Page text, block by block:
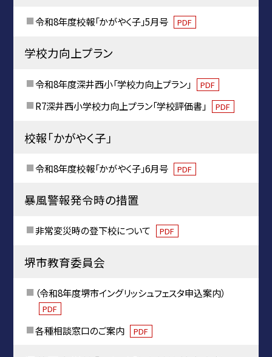
令和8年度校報「かがやく子」5月号 PDF
学校力向上プラン
令和8年度深井西小「学校力向上プラン」 PDF
R7深井西小学校力向上プラン「学校評価書」 PDF
校報「かがやく子」
令和8年度校報「かがやく子」6月号 PDF
暴風警報発令時の措置
非常変災時の登下校について PDF
堺市教育委員会
（令和8年度堺市イングリッシュフェスタ申込案内）
PDF
各種相談窓口のご案内 PDF